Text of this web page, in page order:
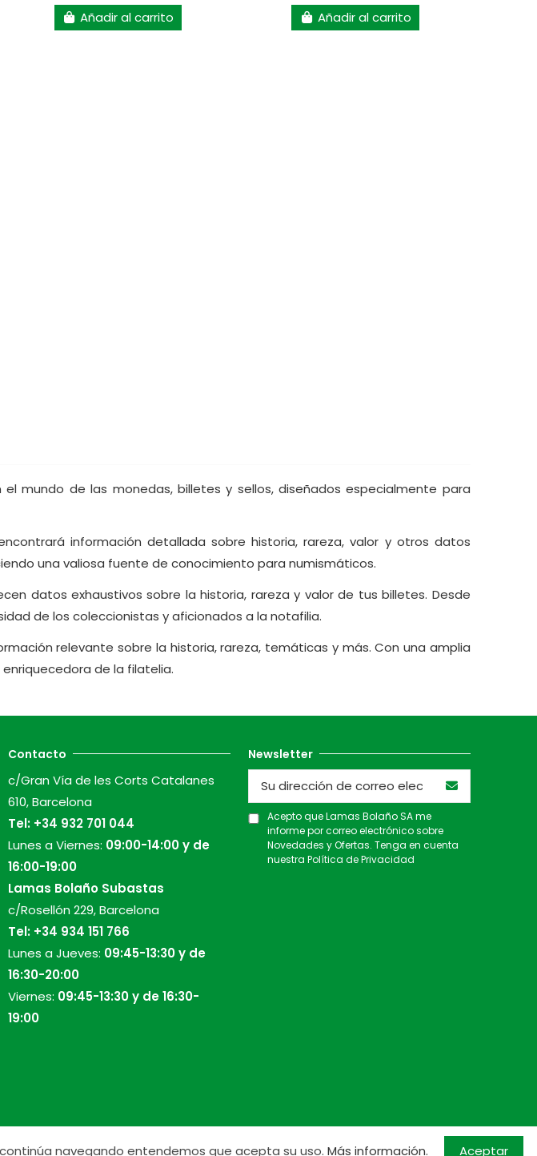
Añadir al carrito Añadir al carrito
mundo de las monedas, billetes y sellos, diseñados especialmente para
información detallada sobre historia, rareza, valor y otros datos
una valiosa fuente de conocimiento para numismáticos.
datos exhaustivos sobre la historia, rareza y valor de tus billetes. Desde
de los coleccionistas y aficionados a la notafilia.
relevante sobre la historia, rareza, temáticas y más. Con una amplia
de la filatelia.
Contacto
c/Gran Vía de les Corts Catalanes
610, Barcelona
Tel: +34 932 701 044
Lunes a Viernes: 09:00-14:00 y de
16:00-19:00
Lamas Bolaño Subastas
c/Rosellón 229, Barcelona
Tel: +34 934 151 766
Lunes a Jueves: 09:45-13:30 y de
16:30-20:00
Viernes: 09:45-13:30 y de 16:30-
19:00
Newsletter
Acepto que Lamas Bolaño SA me
informe por correo electrónico sobre
Novedades y Ofertas. Tenga en cuenta
nuestraPolítica de Privacidad
navegando entendemos que acepta su uso.Más información. Aceptar